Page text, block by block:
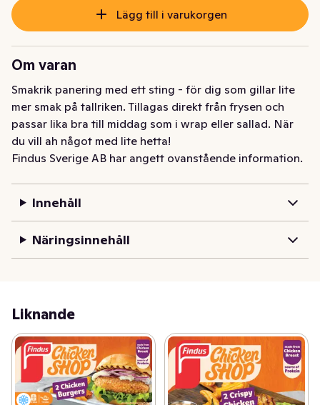
Lägg till i varukorgen
Om varan
Smakrik panering med ett sting - för dig som gillar lite
mer smak på tallriken. Tillagas direkt från frysen och
passar lika bra till middag som i wrap eller sallad. När
du vill ah något med lite hetta!
Findus Sverige AB har angett ovanstående information.
Innehåll
Näringsinnehåll
Liknande